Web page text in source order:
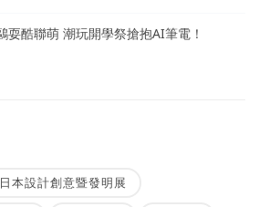
耍酷聯萌 潮玩開學祭搶抱AI筆電！
本設計創意暨發明展